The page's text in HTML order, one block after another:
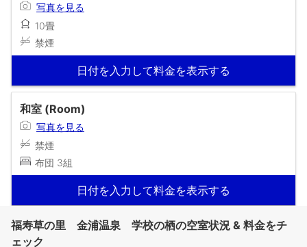
写真を見る
10畳
禁煙
日付を入力して料金を表示する
和室 (Room)
写真を見る
禁煙
布団 3組
日付を入力して料金を表示する
福寿草の里 金浦温泉 学校の栖の空室状況 & 料金をチ
ェック